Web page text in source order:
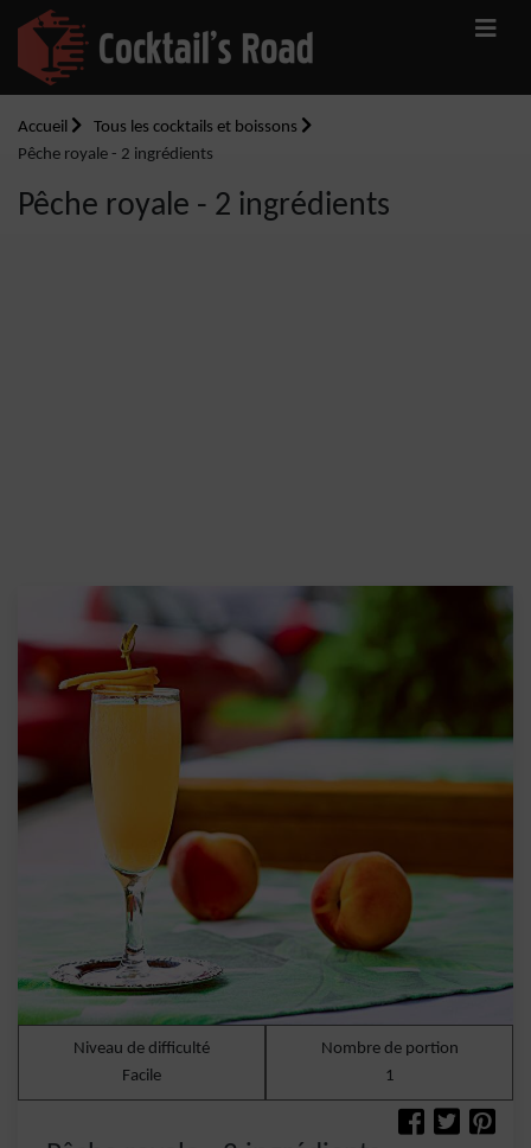
Accueil
Tous les cocktails et boissons
Pêche royale - 2 ingrédients
Pêche royale - 2 ingrédients
Niveau de difficulté
Facile
Nombre de portion
1